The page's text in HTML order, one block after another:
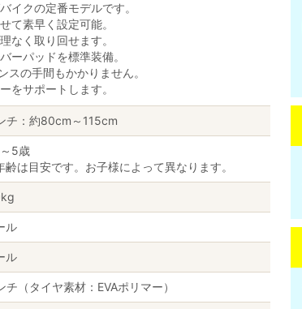
イクの定番モデルです。
て素早く設定可能。
なく取り回せます。
ーパッドを標準装備。
の手間もかかりません。
をサポートします。
チ：約80cm～115cm
5歳
齢は目安です。お子様によって異なります。
ル
ル
チ（タイヤ素材：EVAポリマー）